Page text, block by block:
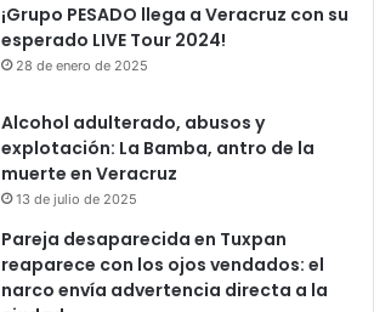
¡Grupo PESADO llega a Veracruz con su
esperado LIVE Tour 2024!
28 de enero de 2025
Alcohol adulterado, abusos y
explotación: La Bamba, antro de la
muerte en Veracruz
13 de julio de 2025
Pareja desaparecida en Tuxpan
reaparece con los ojos vendados: el
narco envía advertencia directa a la